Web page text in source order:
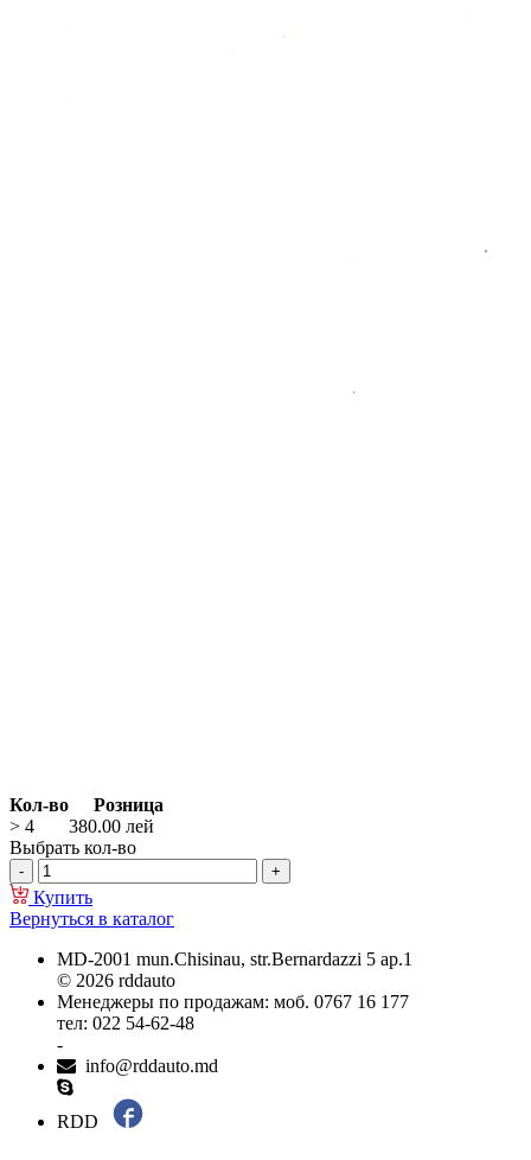
Кол-во
Розница
> 4
380.00 лей
Выбрать кол-во
Купить
Вернуться в каталог
MD-2001 mun.Chisinau, str.Bernardazzi 5 ap.1
© 2026 rddauto
Менеджеры по продажам: моб. 0767 16 177
тел: 022 54-62-48
-
info@rddauto.md
RDD